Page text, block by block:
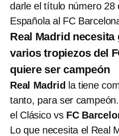
darle el título número 28
Española al FC
Real Madrid necesita
varios tropiezos del
quiere ser campeón
Real Madrid la tiene
tanto, para ser
el Clásico vs FC
Lo que necesita el Real